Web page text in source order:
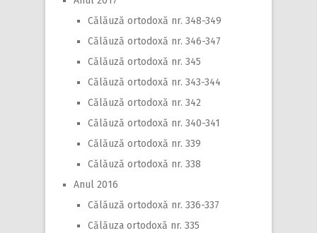
Călăuză ortodoxă nr. 348-349
Călăuză ortodoxă nr. 346-347
Călăuză ortodoxă nr. 345
Călăuză ortodoxă nr. 343-344
Călăuză ortodoxă nr. 342
Călăuză ortodoxă nr. 340-341
Călăuză ortodoxă nr. 339
Călăuză ortodoxă nr. 338
Anul 2016
Călăuză ortodoxă nr. 336-337
Călăuza ortodoxă nr. 335